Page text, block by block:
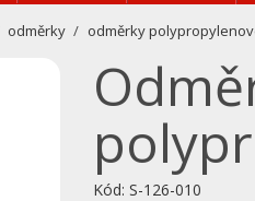
odměrky odměrky
Kód: S-126-010